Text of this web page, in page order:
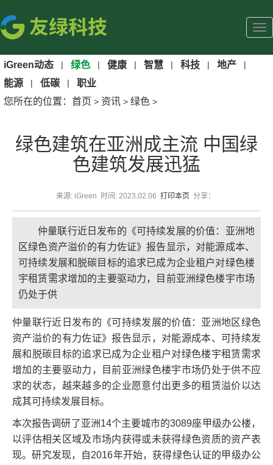
iGreen动态 | 绿色 | 健康 | 智慧 | 科技 | 地产 |
能源 | 低碳 |
职业
您所在的位置： 首页 > 资讯 > 绿色 >
绿色建筑在亚洲成主流 中国绿
色建筑发展迅猛
来源: iGreen 时间: 2023.02.06 打印本页分享：
仲量联行近日发布的《可持续发展的价值：亚洲地
区绿色资产溢价的有力佐证》报告显示，对能源成本、
可持续发展和脱碳目标的追求已成为企业租户对绿色楼
宇租赁需求增加的主要驱动力，目前亚洲绿色楼宇市场
仍处于供
仲量联行近日发布的《可持续发展的价值：亚洲地区绿色
资产溢价的有力佐证》报告显示，对能源成本、可持续发
展和脱碳目标的追求已成为企业租户对绿色楼宇租赁需求
增加的主要驱动力，目前亚洲绿色楼宇市场仍处于供不应
求的状态，越来越多的企业愿意付出更多的租赁溢价以达
成其可持续发展目标。
本次报告调研了亚洲14个主要城市的3089座甲级办公楼，
以评估相关区域及市场内获得或未获得绿色资质的资产表
现。研究发现，自2016年开始，获得绿色认证的甲级办公